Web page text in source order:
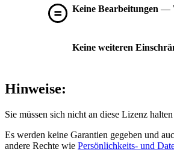
Keine Bearbeitungen —
Keine weiteren
Hinweise:
Sie müssen sich nicht an diese Lizenz
Es werden keine Garantien gegeben und
andere Rechte wie Persönlichkeits- und